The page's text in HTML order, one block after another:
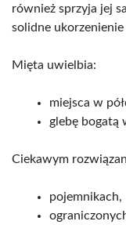
również sprzyja jej
solidne
Mięta uwielbia:
miejsca w
glebę bogatą
Ciekawym
pojemnikach,